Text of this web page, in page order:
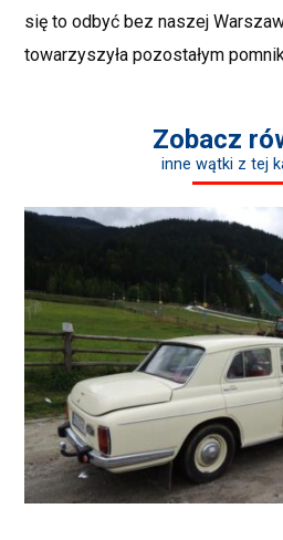
się to odbyć bez naszej
towarzyszyła pozostałym
Zobacz
inne wątki z tej